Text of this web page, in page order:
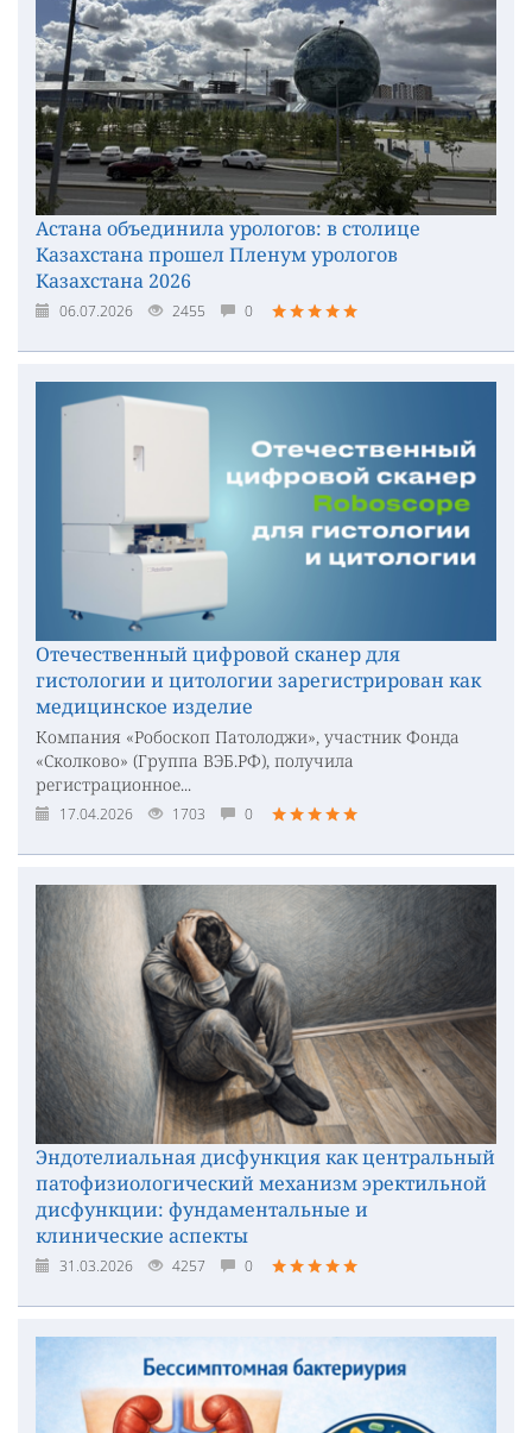
Астана объединила урологов: в столице
Казахстана прошел Пленум урологов
Казахстана 2026
06.07.2026 2455 0
Отечественный цифровой сканер для
гистологии и цитологии зарегистрирован как
медицинское изделие
Компания «Робоскоп Патолоджи», участник Фонда
«Сколково» (Группа ВЭБ.РФ), получила
регистрационное...
17.04.2026 1703 0
Эндотелиальная дисфункция как центральный
патофизиологический механизм эректильной
дисфункции: фундаментальные и
клинические аспекты
31.03.2026 4257 0